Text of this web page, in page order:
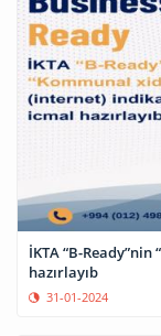
İKTA “B-
hazırlayıb
31-01-2024